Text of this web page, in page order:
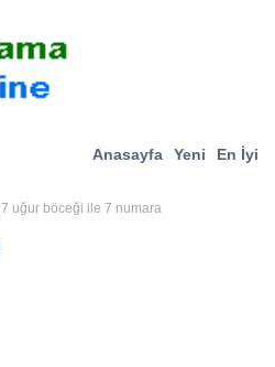
Anasayfa Yeni En İyi
7 uğur böceği ile 7 numara